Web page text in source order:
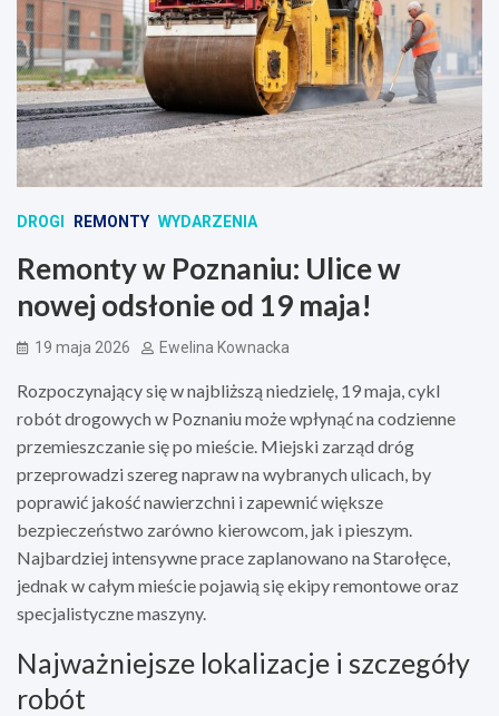
DROGI REMONTY WYDARZENIA
Remonty w Poznaniu: Ulice w
nowej odsłonie od 19 maja!
19 maja 2026 Ewelina Kownacka
Rozpoczynający się w najbliższą niedzielę, 19 maja, cykl
robót drogowych w Poznaniu może wpłynąć na codzienne
przemieszczanie się po mieście. Miejski zarząd dróg
przeprowadzi szereg napraw na wybranych ulicach, by
poprawić jakość nawierzchni i zapewnić większe
bezpieczeństwo zarówno kierowcom, jak i pieszym.
Najbardziej intensywne prace zaplanowano na Starołęce,
jednak w całym mieście pojawią się ekipy remontowe oraz
specjalistyczne maszyny.
Najważniejsze lokalizacje i szczegóły
robót